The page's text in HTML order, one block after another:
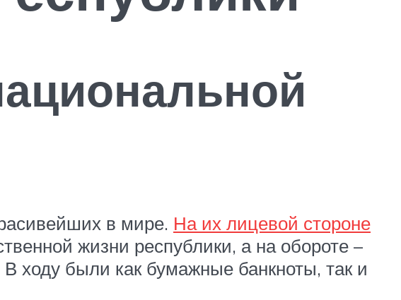
в мире. На их лицевой стороне
жизни республики, а на обороте –
ходу были как бумажные банкноты, так и